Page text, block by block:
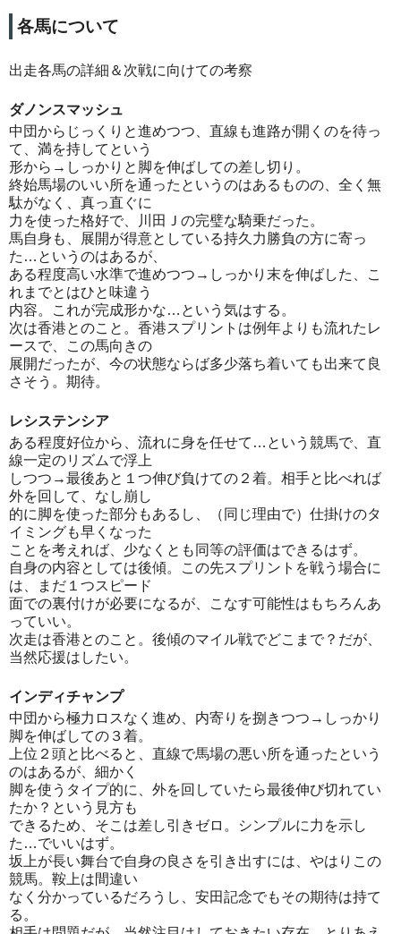
各馬について
出走各馬の詳細＆次戦に向けての考察
ダノンスマッシュ
中団からじっくりと進めつつ、直線も進路が開くのを待っ
て、満を持してという
形から→しっかりと脚を伸ばしての差し切り。
終始馬場のいい所を通ったというのはあるものの、全く無
駄がなく、真っ直ぐに
力を使った格好で、川田Ｊの完璧な騎乗だった。
馬自身も、展開が得意としている持久力勝負の方に寄っ
た…というのはあるが、
ある程度高い水準で進めつつ→しっかり末を伸ばした、こ
れまでとはひと味違う
内容。これが完成形かな…という気はする。
次は香港とのこと。香港スプリントは例年よりも流れたレ
ースで、この馬向きの
展開だったが、今の状態ならば多少落ち着いても出来て良
さそう。期待。
レシステンシア
ある程度好位から、流れに身を任せて…という競馬で、直
線一定のリズムで浮上
しつつ→最後あと１つ伸び負けての２着。相手と比べれば
外を回して、なし崩し
的に脚を使った部分もあるし、（同じ理由で）仕掛けのタ
イミングも早くなった
ことを考えれば、少なくとも同等の評価はできるはず。
自身の内容としては後傾。この先スプリントを戦う場合に
は、まだ１つスピード
面での裏付けが必要になるが、こなす可能性はもちろんあ
っていい。
次走は香港とのこと。後傾のマイル戦でどこまで？だが、
当然応援はしたい。
インディチャンプ
中団から極力ロスなく進め、内寄りを捌きつつ→しっかり
脚を伸ばしての３着。
上位２頭と比べると、直線で馬場の悪い所を通ったという
のはあるが、細かく
脚を使うタイプ的に、外を回していたら最後伸び切れてい
たか？という見方も
できるため、そこは差し引きゼロ。シンプルに力を示し
た…でいいはず。
坂上が長い舞台で自身の良さを引き出すには、やはりこの
競馬。鞍上は間違い
なく分かっているだろうし、安田記念でもその期待は持て
る。